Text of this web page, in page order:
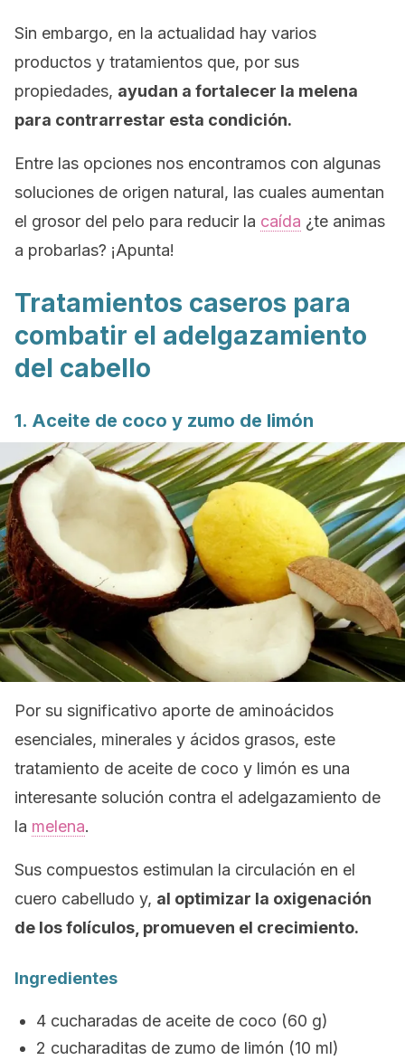
Sin embargo, en la actualidad hay varios
productos y tratamientos que, por sus
propiedades, ayudan a fortalecer la melena
para contrarrestar esta condición.
Entre las opciones nos encontramos con algunas
soluciones de origen natural, las cuales aumentan
el grosor del pelo para reducir la caída ¿te animas
a probarlas? ¡Apunta!
Tratamientos caseros para
combatir el adelgazamiento
del cabello
1. Aceite de coco y zumo de limón
Por su significativo aporte de aminoácidos
esenciales, minerales y ácidos grasos, este
tratamiento de aceite de coco y limón es una
interesante solución contra el adelgazamiento de
la melena.
Sus compuestos estimulan la circulación en el
cuero cabelludo y, al optimizar la oxigenación
de los folículos, promueven el crecimiento.
Ingredientes
4 cucharadas de aceite de coco (60 g)
2 cucharaditas de zumo de limón (10 ml)